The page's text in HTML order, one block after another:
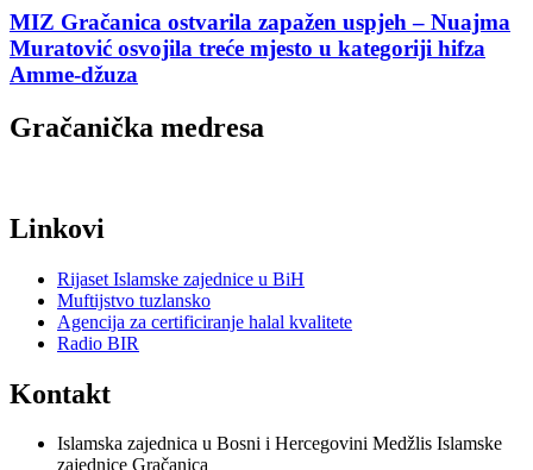
MIZ Gračanica ostvarila zapažen uspjeh – Nuajma
Muratović osvojila treće mjesto u kategoriji hifza
Amme-džuza
Gračanička medresa
Linkovi
Rijaset Islamske zajednice u BiH
Muftijstvo tuzlansko
Agencija za certificiranje halal kvalitete
Radio BIR
Kontakt
Islamska zajednica u Bosni i Hercegovini Medžlis Islamske
zajednice Gračanica